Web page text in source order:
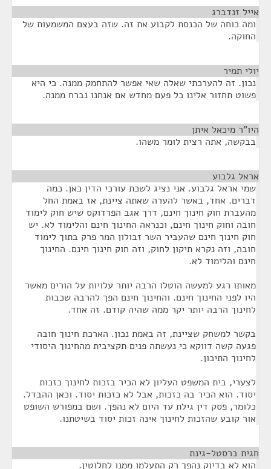
אייל זנדברג
ומה כוחה של הכנסת לקבוע את זה. שזה בעצם המשמעות של
החוקה.
יולי תמיר
נכון. זה להערכתי שאלה שאי אפשר להתחמק ממנה. כי היא
פשוט תחזור אלינו כל פעם מחדש אם אנחנו נברח ממנה.
היו"ר מיכאל איתן
בבקשה, אתה רצית לומר משהו.
אראל גלבוע
שמי אראל גלבוע. אני נציג לשכת עורכי הדין כאן. כמה
דברים. אחד, באשר להערה שאתה ציינת, אז באמת החל
מהעברת חוק חינוך חינם, דרך אגב הפרדוקס שיש חוק לימוד
חובה וחוק חינוך חינם, וכנראה החינוך חינם והלימוד לא. יש
חוק חינוך חינם שהעביר השר זבולון המר פרק בתוך לימוד
חובה, וזה נקרא תיקון לחוק, וזה חוק חינוך חינם. החינוך
חינם והלימוד לא.
מאותו רגע למעשה הוטלו הרבה יותר עלויות על הורים מאשר
היו לפני החינוך חינם. והחינוך חינם הפך להרבה שכבות
לחינוך הרבה יותר יקר ממה שהיה קודם. זה אחד.
בקשר למשחק שציינת, זה באמת נכון. הארכת חינוך חובה
פגעה קשה דווקא כי נעשתה פנים תקציבית מהחינוך היסודי
לחינוך התיכון.
לצערי, בית המשפט העליון לא הכיר בזכות לחינוך כזכות
יסוד. הוא הכיר בה כזכות, אבל לא כזכות יסוד. וכאן ההבדל.
כלומר, פסק דין גילת עד היום לא נהפך. ושם במפורש השופט
אור קובע שהזכות לחינוך אינה זכות יסוד בשיטתנו.
חגית ברסטל-גינת
הוא לא בדיוק נהפך רק התעלמו ממנו לחלוטין.